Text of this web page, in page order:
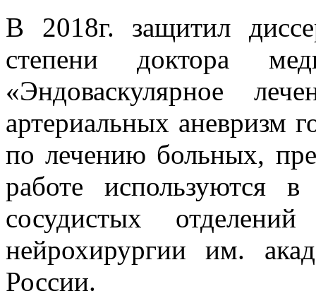
В 2018г. защитил
степени доктора
«Эндоваскулярное
артериальных аневризм
по лечению больных,
работе используются
сосудистых
нейрохирургии им.
России.